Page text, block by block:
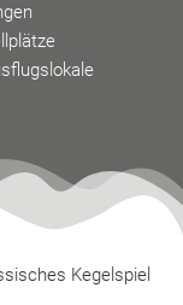
Kegelspiel